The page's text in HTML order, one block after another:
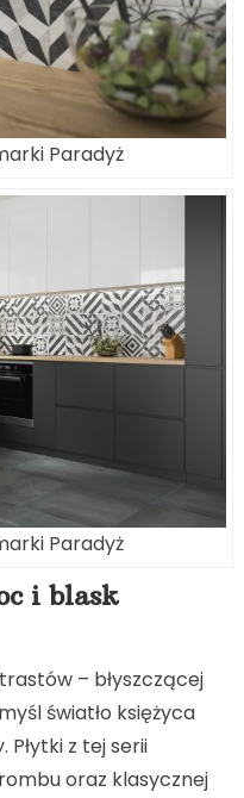
Paradyż
Paradyż
i blask
– błyszczącej
światło księżyca
z tej serii
oraz klasycznej